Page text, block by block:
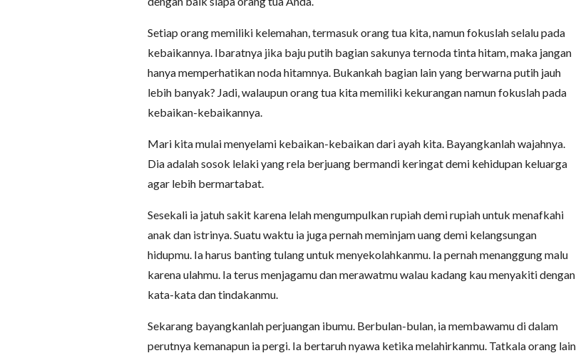
Setiap orang memiliki kelemahan, termasuk orang tua kita, namun fokuslah selalu pada
kebaikannya. Ibaratnya jika baju putih bagian sakunya ternoda tinta hitam, maka jangan
hanya memperhatikan noda hitamnya. Bukankah bagian lain yang berwarna putih jauh
lebih banyak? Jadi, walaupun orang tua kita memiliki kekurangan namun fokuslah pada
kebaikan-kebaikannya.
Mari kita mulai menyelami kebaikan-kebaikan dari ayah kita. Bayangkanlah wajahnya.
Dia adalah sosok lelaki yang rela berjuang bermandi keringat demi kehidupan keluarga
agar lebih bermartabat.
Sesekali ia jatuh sakit karena lelah mengumpulkan rupiah demi rupiah untuk menafkahi
anak dan istrinya. Suatu waktu ia juga pernah meminjam uang demi kelangsungan
hidupmu. Ia harus banting tulang untuk menyekolahkanmu. Ia pernah menanggung malu
karena ulahmu. Ia terus menjagamu dan merawatmu walau kadang kau menyakiti dengan
kata-kata dan tindakanmu.
Sekarang bayangkanlah perjuangan ibumu. Berbulan-bulan, ia membawamu di dalam
perutnya kemanapun ia pergi. Ia bertaruh nyawa ketika melahirkanmu. Tatkala orang lain